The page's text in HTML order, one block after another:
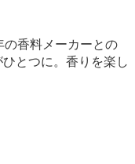
香料メーカーとの
とつに。香りを楽し